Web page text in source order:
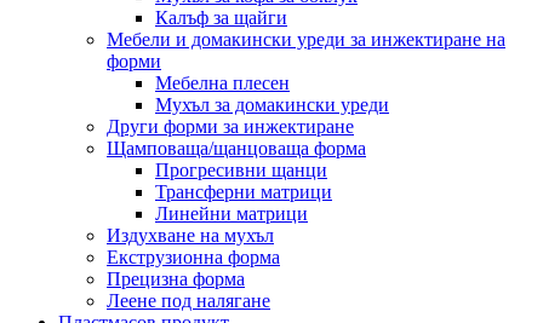
Калъф за щайги
Мебели и домакински уреди за инжектиране на
форми
Мебелна плесен
Мухъл за домакински уреди
Други форми за инжектиране
Щамповаща/щанцоваща форма
Прогресивни щанци
Трансферни матрици
Линейни матрици
Издухване на мухъл
Екструзионна форма
Прецизна форма
Леене под налягане